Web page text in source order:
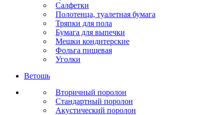
Салфетки
Полотенца, туалетная бумага
Тряпки для пола
Бумага для выпечки
Мешки кондитерские
Фольга пищевая
Уголки
Ветошь
Вторичный поролон
Стандартный поролон
Акустический поролон